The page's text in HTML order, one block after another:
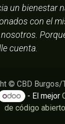
un bienestar
con el
cuenta.
© CBD Burgos/
- El mejor
de código abierto